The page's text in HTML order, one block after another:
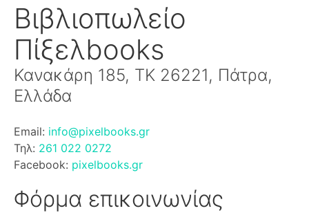
Βιβλιοπωλείο
Πίξελbooks
Κανακάρη 185, ΤΚ 26221, Πάτρα,
Ελλάδα
Email: info@pixelbooks.gr
Τηλ: 261 022 0272
Facebook: pixelbooks.gr
Φόρμα επικοινωνίας